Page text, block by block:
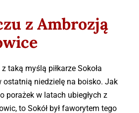
Drużyny
Dokumenty
z Ambrozją
taką myślą piłkarze Sokoła
ostatnią niedzielę na boisko. Jak
porażek w latach ubiegłych z
to Sokół był faworytem tego